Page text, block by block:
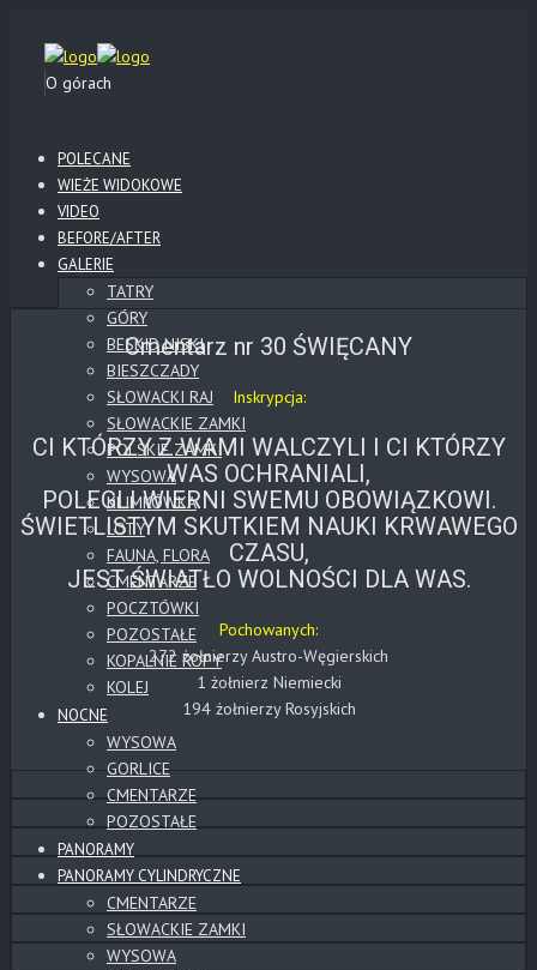
O górach
POLECANE
WIEŻE WIDOKOWE
VIDEO
BEFORE/AFTER
GALERIE
TATRY
GÓRY
BESKID NISKI
BIESZCZADY
SŁOWACKI RAJ
SŁOWACKIE ZAMKI
POLSKIE ZAMKI
WYSOWA
KLIMKÓWKA
LOTY
FAUNA, FLORA
CMENTARZE
POCZTÓWKI
POZOSTAŁE
KOPALNIE ROPY
KOLEJ
NOCNE
WYSOWA
GORLICE
CMENTARZE
POZOSTAŁE
PANORAMY
PANORAMY CYLINDRYCZNE
CMENTARZE
SŁOWACKIE ZAMKI
WYSOWA
Cmentarz nr 30 ŚWIĘCANY
Inskrypcja:
CI KTÓRZY Z WAMI WALCZYLI I CI KTÓRZY
WAS OCHRANIALI,
POLEGLI WIERNI SWEMU OBOWIĄZKOWI.
ŚWIETLISTYM SKUTKIEM NAUKI KRWAWEGO
CZASU,
JEST ŚWIATŁO WOLNOŚCI DLA WAS.
Pochowanych:
272 żołnierzy Austro-Węgierskich
1 żołnierz Niemiecki
194 żołnierzy Rosyjskich